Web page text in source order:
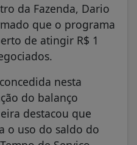
da Fazenda, Dario
que o programa
de atingir R$ 1
nesta
do balanço
destacou que
o uso do saldo do